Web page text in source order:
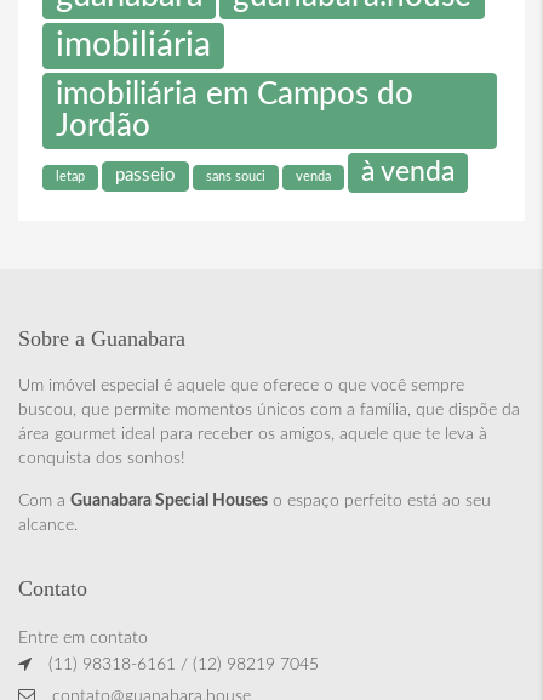
imobiliária
imobiliária em Campos do
Jordão
letap passeio sans souci venda à venda
Sobre a Guanabara
Um imóvel especial é aquele que oferece o que você sempre
buscou, que permite momentos únicos com a família, que dispõe da
área gourmet ideal para receber os amigos, aquele que te leva à
conquista dos sonhos!
Com a Guanabara Special Houses o espaço perfeito está ao seu
alcance.
Contato
Entre em contato
(11) 98318-6161 / (12) 98219 7045
contato@guanabara.house